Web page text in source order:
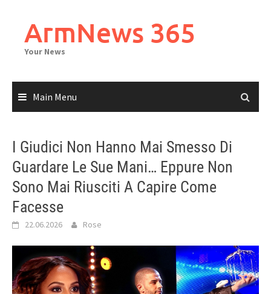
contentArmNews 365
Your News
Main Menu
I Giudici Non Hanno Mai Smesso Di
Guardare Le Sue Mani… Eppure Non
Sono Mai Riusciti A Capire Come
Facesse
22.06.2026 Rose